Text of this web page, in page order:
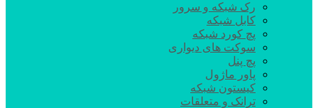
رک شبکه و سرور
کابل شبکه
پچ کورد شبکه
سوکت های دیواری
پچ پنل
پاور ماژول
کیستون شبکه
ترانک و متعلقات